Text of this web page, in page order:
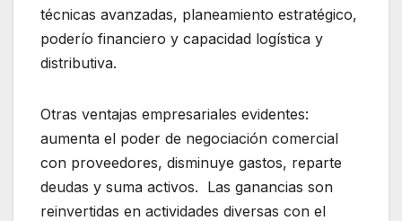
técnicas avanzadas, planeamiento estratégico,
poderío financiero y capacidad logística y
distributiva.
Otras ventajas empresariales evidentes:
aumenta el poder de negociación comercial
con proveedores, disminuye gastos, reparte
deudas y suma activos. Las ganancias son
reinvertidas en actividades diversas con el